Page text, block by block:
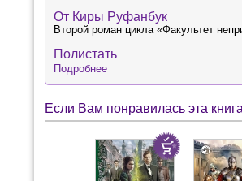
От Киры Руфанбук
Второй роман цикла «Факультет
Полистать
Подробнее
Если Вам понравилась эта